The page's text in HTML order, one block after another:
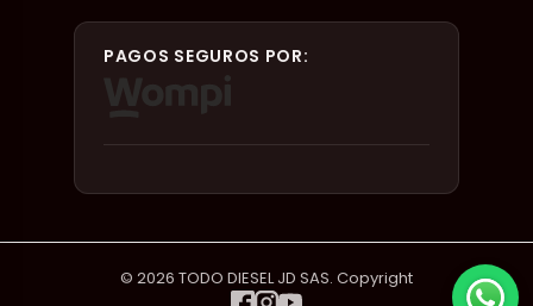
PAGOS SEGUROS POR:
© 2026 TODO DIESEL JD SAS. Copyright